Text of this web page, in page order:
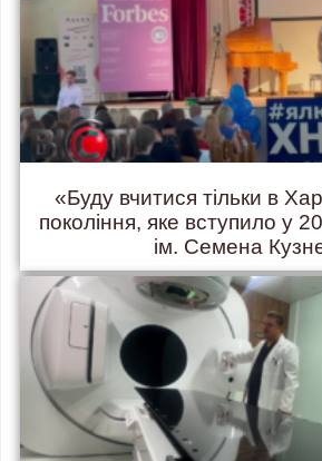
«Буду вчитися тільки в
покоління, яке вступило у
ім. Семена